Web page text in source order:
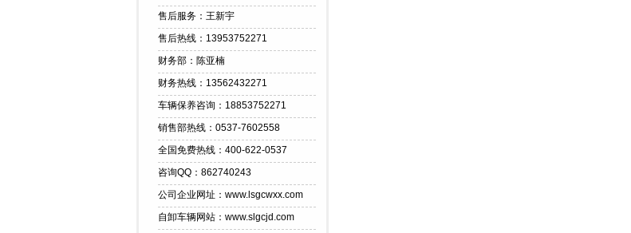
售后服务：王新宇
售后热线：13953752271
财务部：陈亚楠
财务热线：13562432271
车辆保养咨询：18853752271
销售部热线：0537-7602558
全国免费热线：400-622-0537
咨询QQ：862740243
公司企业网址：www.lsgcwxx.com
自卸车辆网站：www.slgcjd.com